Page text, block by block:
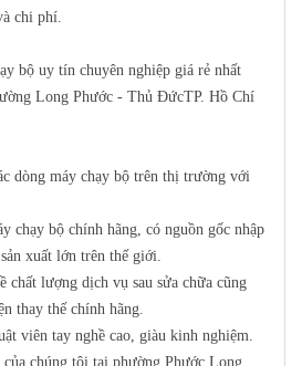
chi phí.
bộ uy tín chuyên nghiệp giá rẻ nhất
Long Phước - Thủ ĐứcTP. Hồ Chí
dòng máy chạy bộ trên thị trường với
chạy bộ chính hãng, có nguồn gốc nhập
xuất lớn trên thế giới.
chất lượng dịch vụ sau sửa chữa cũng
thay thế chính hãng.
viên tay nghề cao, giàu kinh nghiệm.
chúng tôi tại phường Phước Long,